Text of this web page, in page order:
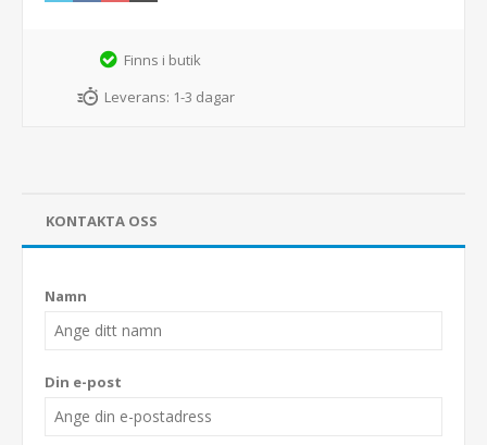
Finns i butik
Leverans: 1-3 dagar
KONTAKTA OSS
Namn
Din e-post